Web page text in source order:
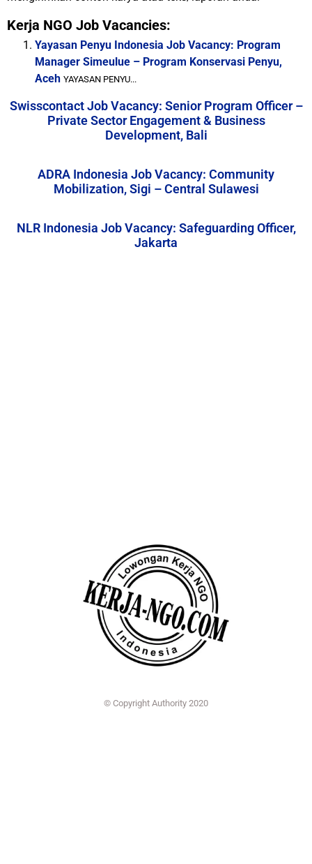
Kerja NGO Job Vacancies:
Yayasan Penyu Indonesia Job Vacancy: Program
Manager Simeulue – Program Konservasi Penyu,
Aceh YAYASAN PENYU...
Swisscontact Job Vacancy: Senior Program Officer –
Private Sector Engagement & Business
Development, Bali
ADRA Indonesia Job Vacancy: Community
Mobilization, Sigi – Central Sulawesi
NLR Indonesia Job Vacancy: Safeguarding Officer,
Jakarta
© Copyright Authority 2020